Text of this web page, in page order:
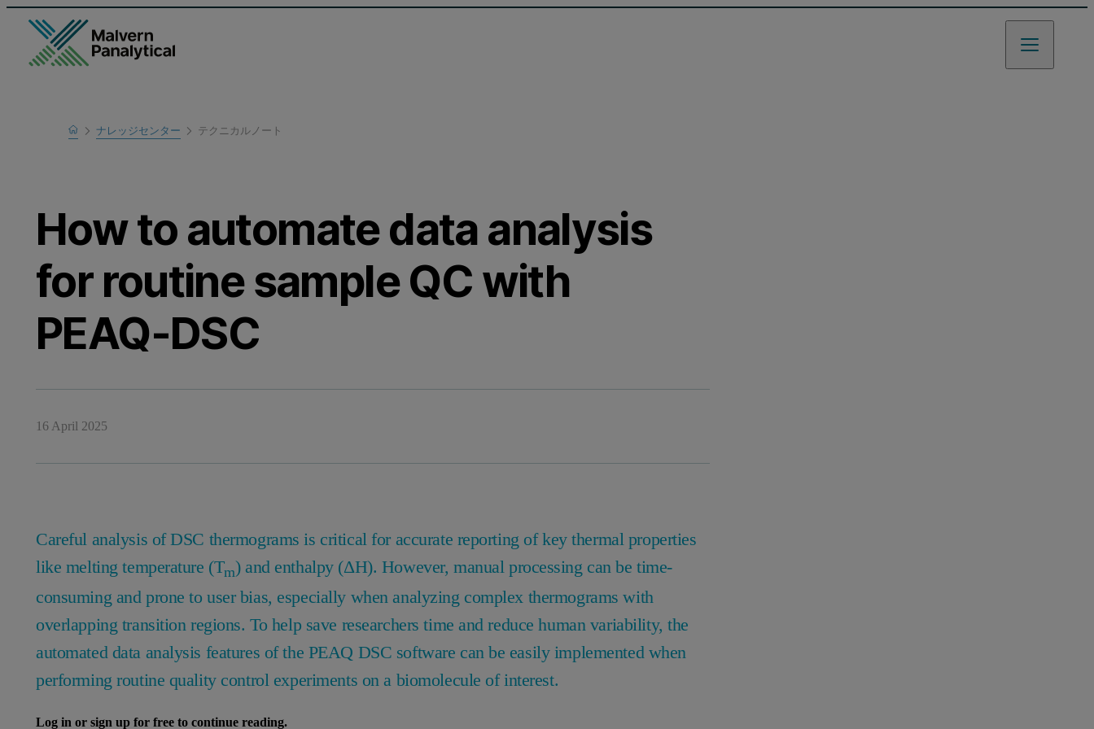
Home
Learn
ナレッジセンター テクニカルノート
How to automate data analysis
for routine sample QC with
PEAQ-DSC
16 April 2025
Careful analysis of DSC thermograms is critical for accurate reporting of key thermal properties
like melting temperature (Tm) and enthalpy (ΔH). However, manual processing can be time-
consuming and prone to user bias, especially when analyzing complex thermograms with
overlapping transition regions. To help save researchers time and reduce human variability, the
automated data analysis features of the PEAQ DSC software can be easily implemented when
performing routine quality control experiments on a biomolecule of interest.
Log in or sign up for free to continue reading.